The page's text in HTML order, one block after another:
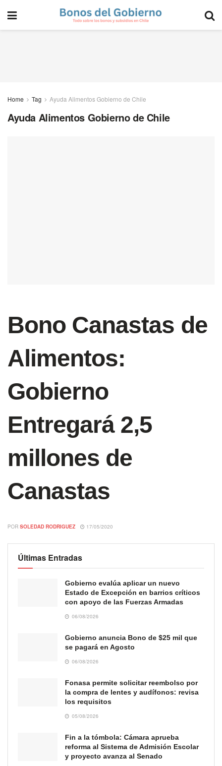
Home Tag Ayuda Alimentos Gobierno de Chile
Ayuda Alimentos Gobierno de Chile
Bono Canastas de
Alimentos:
Gobierno
Entregará 2,5
millones de
Canastas
POR SOLEDAD RODRIGUEZ 17/05/2020
Últimas Entradas
Gobierno evalúa aplicar un nuevo
Estado de Excepción en barrios críticos
con apoyo de las Fuerzas Armadas
06/08/2026
Gobierno anuncia Bono de $25 mil que
se pagará en Agosto
06/08/2026
Fonasa permite solicitar reembolso por
la compra de lentes y audífonos: revisa
los requisitos
05/08/2026
Fin a la tómbola: Cámara aprueba
reforma al Sistema de Admisión Escolar
y proyecto avanza al Senado